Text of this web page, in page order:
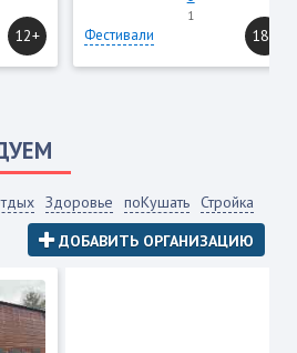
12+
1
Фестивали 18+
Здоровье поКушать Стройка
ДОБАВИТЬ ОРГАНИЗАЦИЮ